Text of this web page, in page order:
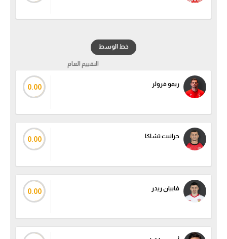
كرة السلة الأمريكية
كرة سلة
كرة طائرة
في المونديال
رياضة نسائية
آسيا
خط الوسط
التقييم العام
ريمو فرولر 0.00
جرانيت تشاكا 0.00
فابيان ريدر 0.00